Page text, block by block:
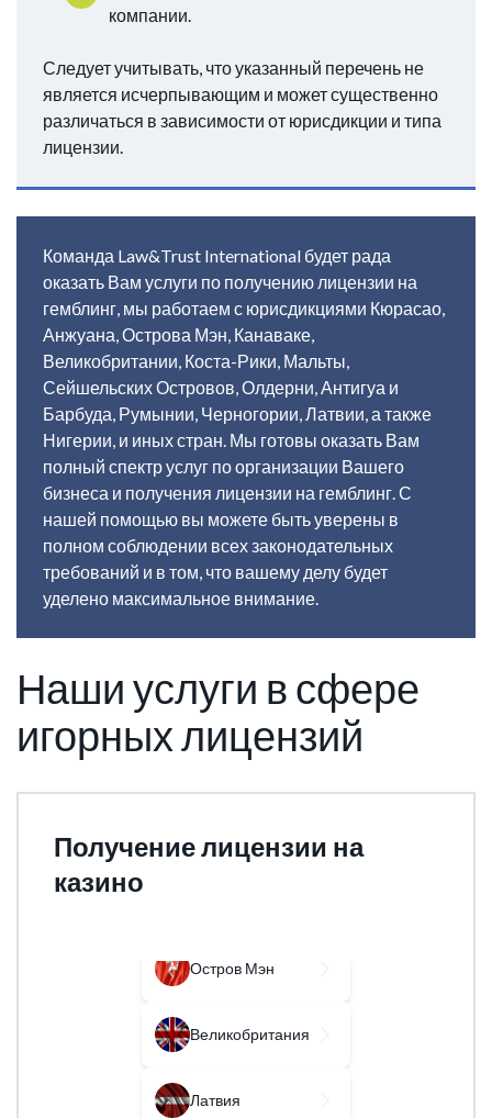
компании.
Следует учитывать, что указанный перечень не
является исчерпывающим и может существенно
различаться в зависимости от юрисдикции и типа
лицензии.
Команда Law&Trust International будет рада
оказать Вам услуги по получению лицензии на
гемблинг, мы работаем с юрисдикциями Кюрасао,
Анжуана, Острова Мэн, Канаваке,
Великобритании, Коста-Рики, Мальты,
Сейшельских Островов, Олдерни, Антигуа и
Барбуда, Румынии, Черногории, Латвии, а также
Нигерии, и иных стран. Мы готовы оказать Вам
полный спектр услуг по организации Вашего
бизнеса и получения лицензии на гемблинг. С
нашей помощью вы можете быть уверены в
полном соблюдении всех законодательных
требований и в том, что вашему делу будет
уделено максимальное внимание.
Наши услуги в сфере
игорных лицензий
Получение лицензии на
казино
Список стран где мы получаем данные
лицензии
Вануату
Остров Мэн
Великобритания
Латвия